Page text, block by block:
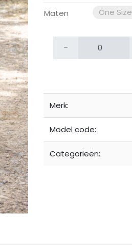
Maten One Size
-
Merk:
Model code:
Categorieën: